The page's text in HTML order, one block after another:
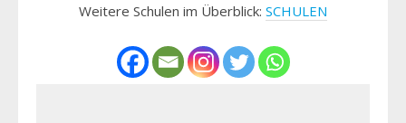
Weitere Schulen im Überblick: SCHULEN